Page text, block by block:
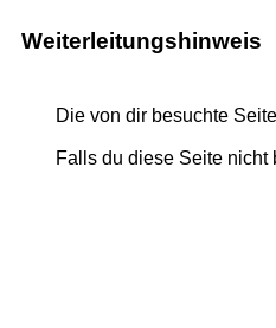
Weiterleitungshinweis
Die von dir besuchte
Falls du diese Seite nicht